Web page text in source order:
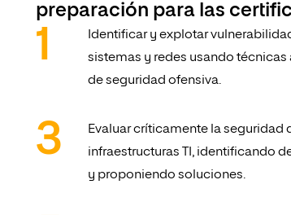
preparación para las
Identificar y explotar
sistemas y redes usando técnicas
de seguridad ofensiva.
Evaluar críticamente la seguridad
infraestructuras TI, identificando
y proponiendo soluciones.